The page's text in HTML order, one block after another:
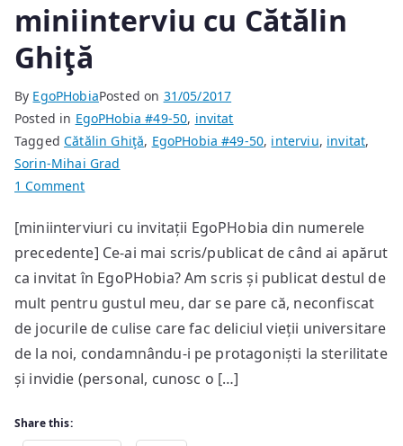
miniinterviu cu Cătălin
Ghiţă
By EgoPHobiaPosted on 31/05/2017
Posted in EgoPHobia #49-50, invitat
TaggedCătălin Ghiţă, EgoPHobia #49-50, interviu, invitat,
Sorin-Mihai Grad
1 Commenton
cu
Cătălin
Ghiţă
[miniinterviuri cu invitații EgoPHobia din numerele
precedente] Ce-ai mai scris/publicat de când ai apărut
ca invitat în EgoPHobia? Am scris și publicat destul de
mult pentru gustul meu, dar se pare că, neconfiscat
de jocurile de culise care fac deliciul vieții universitare
de la noi, condamnându-i pe protagoniști la sterilitate
și invidie (personal, cunosc o […]
Share this: